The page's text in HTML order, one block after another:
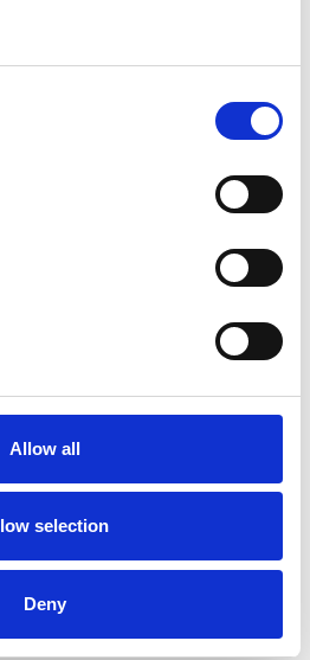
Allow all
selection
Deny
Reinigungszeiten.
haben auch
Platina 1:20 Schmuck-
Reiniger